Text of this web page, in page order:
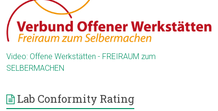
Video: Offene Werkstätten - FREIRAUM zum
SELBERMACHEN
Lab Conformity Rating